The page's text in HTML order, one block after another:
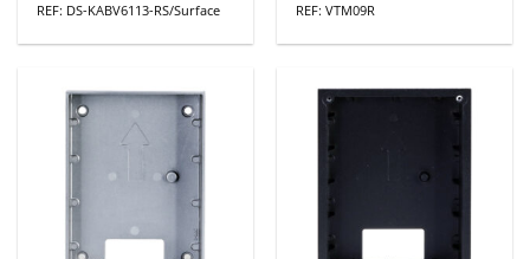
REF: DS-KABV6113-RS/Surface REF: VTM09R